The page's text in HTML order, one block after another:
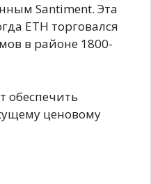
Santiment. Эта
ETH торговался
в районе 1800-
обеспечить
ценовому